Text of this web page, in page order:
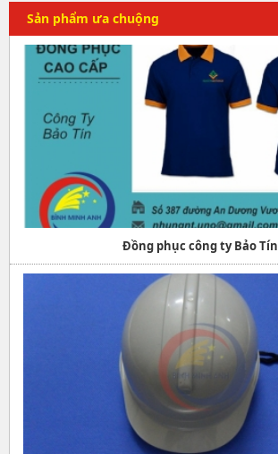
Sản phẩm ưa chuộng
Đồng phục công ty Bảo Tín